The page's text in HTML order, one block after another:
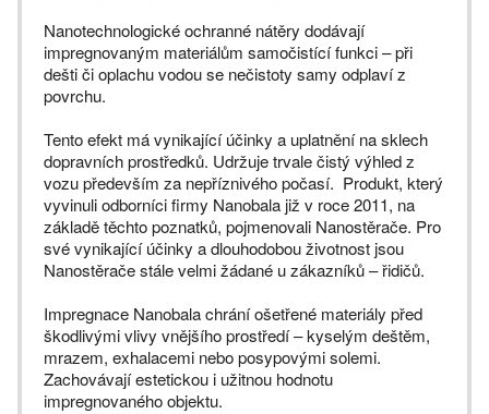
Nanotechnologické ochranné nátěry dodávají
impregnovaným materiálům samočistící funkci – při
dešti či oplachu vodou se nečistoty samy odplaví z
povrchu.
Tento efekt má vynikající účinky a uplatnění na sklech
dopravních prostředků. Udržuje trvale čistý výhled z
vozu především za nepříznivého počasí. Produkt, který
vyvinuli odborníci firmy Nanobala již v roce 2011, na
základě těchto poznatků, pojmenovali Nanostěrače. Pro
své vynikající účinky a dlouhodobou životnost jsou
Nanostěrače stále velmi žádané u zákazníků – řidičů.
Impregnace Nanobala chrání ošetřené materiály před
škodlivými vlivy vnějšího prostředí – kyselým deštěm,
mrazem, exhalacemi nebo posypovými solemi.
Zachovávají estetickou i užitnou hodnotu
impregnovaného objektu.